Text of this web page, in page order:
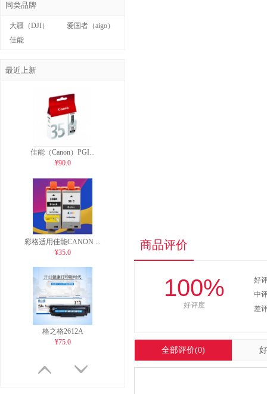
同类品牌
大疆（DJI）
爱国者（aigo）
佳能
最近上新
佳能（Canon）PGI...
¥90.0
彩格适用佳能CANON ...
¥35.0
格之格2612A
¥75.0
商品评价
100%
好评度
好
中
差
全部评价(0)